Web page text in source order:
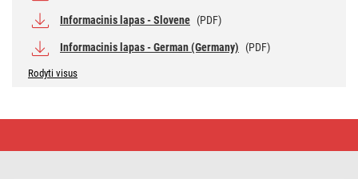
Informacinis lapas - Slovene (PDF)
Informacinis lapas - German (Germany) (PDF)
Rodyti visus